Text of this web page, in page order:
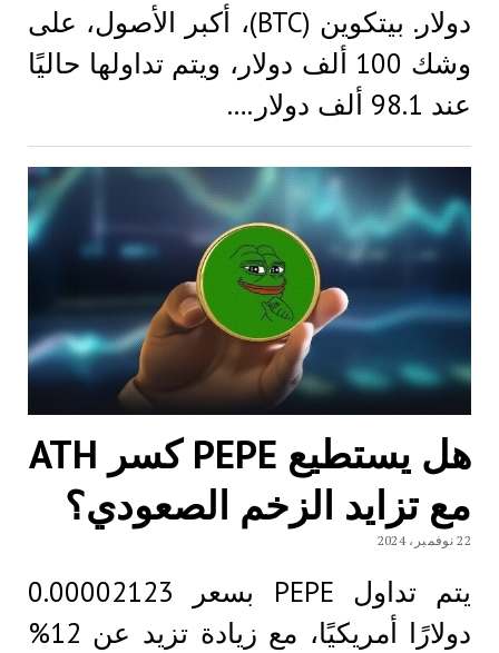
دولار. بيتكوين (BTC)، أكبر الأصول، على
وشك 100 ألف دولار، ويتم تداولها حاليًا
عند 98.1 ألف دولار.…
هل يستطيع PEPE كسر ATH
مع تزايد الزخم الصعودي؟
22 نوفمبر، 2024
يتم تداول PEPE بسعر 0.00002123
دولارًا أمريكيًا، مع زيادة تزيد عن 12%